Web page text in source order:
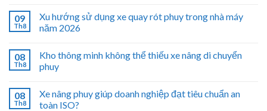
09
Th8
Xu hướng sử dụng xe quay rót phuy trong nhà máy
năm 2026
08
Th8
Kho thông minh không thể thiếu xe nâng di chuyển
phuy
08
Th8
Xe nâng phuy giúp doanh nghiệp đạt tiêu chuẩn an
toàn ISO?